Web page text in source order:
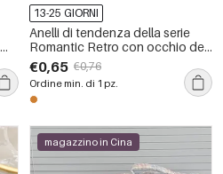
13-25 GIORNI
Anelli di tendenza della serie
Romantic Retro con occhio del
diavolo, forma irregolare e stella,
in acciaio inossidabile,
impermeabili, colore oro.
€0,65 €0,76
Ordine min. di 1 pz.
magazzino in Cina